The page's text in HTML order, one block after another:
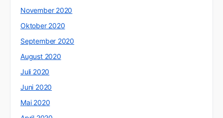
November 2020
Oktober 2020
September 2020
August 2020
Juli 2020
Juni 2020
Mai 2020